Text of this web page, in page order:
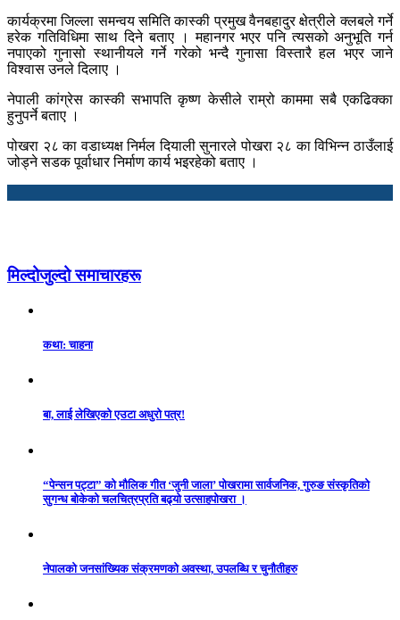
कार्यक्रमा जिल्ला समन्वय समिति कास्की प्रमुख वैनबहादुर क्षेत्रीले क्लबले गर्ने
हरेक गतिविधिमा साथ दिने बताए । महानगर भएर पनि त्यसको अनुभूति गर्न
नपाएको गुनासो स्थानीयले गर्ने गरेको भन्दै गुनासा विस्तारै हल भएर जाने
विश्वास उनले दिलाए ।
नेपाली कांग्रेस कास्की सभापति कृष्ण केसीले राम्रो काममा सबै एकढिक्का
हुनुपर्ने बताए ।
पोखरा २८ का वडाध्यक्ष निर्मल दियाली सुनारले पोखरा २८ का विभिन्न ठाउँलाई
जोड्ने सडक पूर्वाधार निर्माण कार्य भइरहेको बताए ।
मिल्दोजुल्दो समाचारहरू
कथा: चाहना
बा, लाई लेखिएको एउटा अधुरो पत्र!
“पेन्सन पट्टा” को मौलिक गीत ‘जुनी जाला’ पोखरामा सार्वजनिक, गुरुङ संस्कृतिको
सुगन्ध बोकेको चलचित्रप्रति बढ्यो उत्साहपोखरा ।
नेपालको जनसांख्यिक संक्रमणको अवस्था, उपलब्धि र चुनौतीहरु